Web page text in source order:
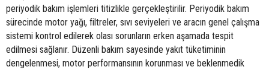
periyodik bakım işlemleri titizlikle gerçekleştirilir. Periyodik bakım
sürecinde motor yağı, filtreler, sıvı seviyeleri ve aracın genel çalışma
sistemi kontrol edilerek olası sorunların erken aşamada tespit
edilmesi sağlanır. Düzenli bakım sayesinde yakıt tüketiminin
dengelenmesi, motor performansının korunması ve beklenmedik